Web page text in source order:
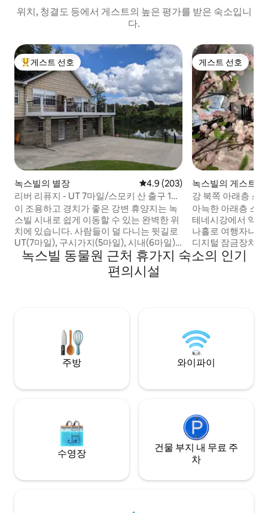
위치, 청결도 등에서 게스트의 높은 평가를 받은 숙소입니
다.
상위 게스트 선호
게스트 선호
녹스빌의 별장 평점 4.9점(5점 만점), 후기 203
4.9 (203)
리버 리퓨지 - UT 7마일/스모키 산 출구 16
마일
이 조용하고 경치가 좋은 강변 휴양지는 녹
스빌 시내로 쉽게 이동할 수 있는 완벽한 위
치에 있습니다. 사람들이 덜 다니는 뒷길로
UT(7마일), 구시가지(5마일), 시내(6마일)
로 가는 경로를 이용할 수 있습니다. 전용 진
입로가 있는 이 전원주택은 1,000평방피트
이상의 면적을 자랑합니다. 1층에는 주방,
공간으로 둘러싸여 있습니다.
게스트 선호
게스트 선호
녹스빌의 게스트
강 북쪽 아래층 스
습니다.
아늑한 아래층 스
테네시강에서 약 2
나홀로 여행자나
디지털 잠금장치
5명까지 숙박 가능
가 있는 TV(넷플
마세요. 화재 경보
녹스빌 동물원 근처 휴가지 숙소의 인기
편의시설
주방 와이파이
수영장
건물 부지 내 무료 주
차